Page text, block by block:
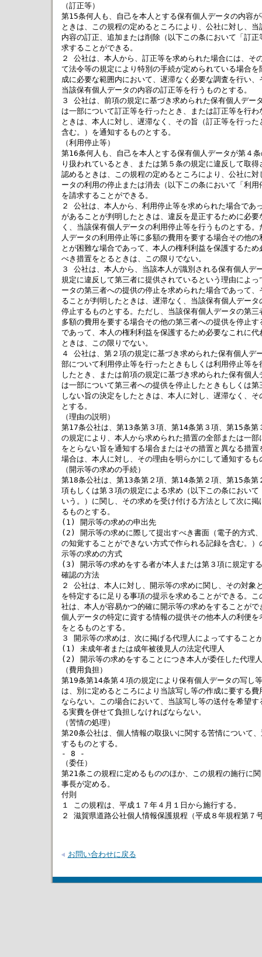
（訂正等）
第15条何人も、自己を本人とする保有個人データの内容
ときは、この規程の定めるところにより、公社に対し、
内容の訂正、追加または削除（以下この条において「訂正
求することができる。
２ 公社は、本人から、訂正等を求められた場合には、そ
て法令等の規定により特別の手続が定められている場合を
成に必要な範囲内において、遅滞なく必要な調査を行い、
当該保有個人データの内容の訂正等を行うものとする。
３ 公社は、前項の規定に基づき求められた保有個人デー
は一部について訂正等を行ったとき、または訂正等を行わ
ときは、本人に対し、遅滞なく、その旨（訂正等を行っ
含む。）を通知するものとする。
（利用停止等）
第16条何人も、自己を本人とする保有個人データが第４
り扱われているとき、または第５条の規定に違反して取
認めるときは、この規程の定めるところにより、公社に対
ータの利用の停止または消去（以下この条において「利用
を請求することができる。
２ 公社は、本人から、利用停止等を求められた場合であ
があることが判明したときは、違反を是正するために必要
く、当該保有個人データの利用停止等を行うものとする
人データの利用停止等に多額の費用を要する場合その他
とが困難な場合であって、本人の権利利益を保護するた
べき措置をとるときは、この限りでない。
３ 公社は、本人から、当該本人が識別される保有個人デ
規定に違反して第三者に提供されているという理由によっ
ータの第三者への提供の停止を求められた場合であって、
ることが判明したときは、遅滞なく、当該保有個人データ
停止するものとする。ただし、当該保有個人データの第三
多額の費用を要する場合その他の第三者への提供を停止す
であって、本人の権利利益を保護するため必要なこれに代
ときは、この限りでない。
４ 公社は、第２項の規定に基づき求められた保有個人デ
部について利用停止等を行ったときもしくは利用停止等を
したとき、または前項の規定に基づき求められた保有個
は一部について第三者への提供を停止したときもしくは第
しない旨の決定をしたときは、本人に対し、遅滞なく、
とする。
（理由の説明）
第17条公社は、第13条第３項、第14条第３項、第15条第
の規定により、本人から求められた措置の全部または一部
をとらない旨を通知する場合またはその措置と異なる措置
場合は、本人に対し、その理由を明らかにして通知するも
（開示等の求めの手続）
第18条公社は、第13条第２項、第14条第２項、第15条第
項もしくは第３項の規定による求め（以下この条において
いう。）に関し、その求めを受け付ける方法として次に掲
るものとする。
(1) 開示等の求めの申出先
(2) 開示等の求めに際して提出すべき書面（電子的方式
の知覚することができない方式で作られる記録を含む。）
示等の求めの方式
(3) 開示等の求めをする者が本人または第３項に規定す
確認の方法
２ 公社は、本人に対し、開示等の求めに関し、その対象
を特定するに足りる事項の提示を求めることができる。こ
社は、本人が容易かつ的確に開示等の求めをすることがで
個人データの特定に資する情報の提供その他本人の利便を
をとるものとする。
３ 開示等の求めは、次に掲げる代理人によってすること
(1) 未成年者または成年被後見人の法定代理人
(2) 開示等の求めをすることにつき本人が委任した代理人
（費用負担）
第19条第14条第４項の規定により保有個人データの写し
は、別に定めるところにより当該写し等の作成に要する費
ならない。この場合において、当該写し等の送付を希望す
る実費を併せて負担しなければならない。
（苦情の処理）
第20条公社は、個人情報の取扱いに関する苦情について
するものとする。
- 8 -
（委任）
第21条この規程に定めるもののほか、この規程の施行に
事長が定める。
付則
１ この規程は、平成１７年４月１日から施行する。
２ 滋賀県道路公社個人情報保護規程（平成８年規程第７
お問い合わせに戻る